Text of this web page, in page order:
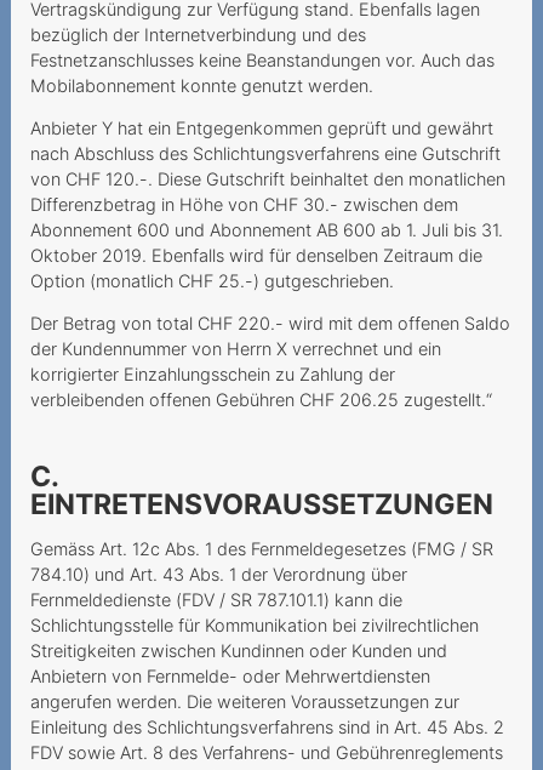
Vertragskündigung zur Verfügung stand. Ebenfalls lagen
bezüglich der Internetverbindung und des
Festnetzanschlusses keine Beanstandungen vor. Auch das
Mobilabonnement konnte genutzt werden.
Anbieter Y hat ein Entgegenkommen geprüft und gewährt
nach Abschluss des Schlichtungsverfahrens eine Gutschrift
von CHF 120.-. Diese Gutschrift beinhaltet den monatlichen
Differenzbetrag in Höhe von CHF 30.- zwischen dem
Abonnement 600 und Abonnement AB 600 ab 1. Juli bis 31.
Oktober 2019. Ebenfalls wird für denselben Zeitraum die
Option (monatlich CHF 25.-) gutgeschrieben.
Der Betrag von total CHF 220.- wird mit dem offenen Saldo
der Kundennummer von Herrn X verrechnet und ein
korrigierter Einzahlungsschein zu Zahlung der
verbleibenden offenen Gebühren CHF 206.25 zugestellt.“
C.
EINTRETENSVORAUSSETZUNGEN
Gemäss Art. 12c Abs. 1 des Fernmeldegesetzes (FMG / SR
784.10) und Art. 43 Abs. 1 der Verordnung über
Fernmeldedienste (FDV / SR 787.101.1) kann die
Schlichtungsstelle für Kommunikation bei zivilrechtlichen
Streitigkeiten zwischen Kundinnen oder Kunden und
Anbietern von Fernmelde- oder Mehrwertdiensten
angerufen werden. Die weiteren Voraussetzungen zur
Einleitung des Schlichtungsverfahrens sind in Art. 45 Abs. 2
FDV sowie Art. 8 des Verfahrens- und Gebührenreglements
Mindestvertragsdauer
Festnetz auf einmal
kostenpflichtig
2022
Zur Drosselung der
Datengeschwindigkeit im
Ausland
Doch kein „unlimitiertes
Internet“
Illimitato non significa
limitato
Confusion totale menant la
demande de portage à
l’échec
Herausgabe von
Verbindungsnachweisen
ohne Ermächtigung
Kündigung wegen Umzug